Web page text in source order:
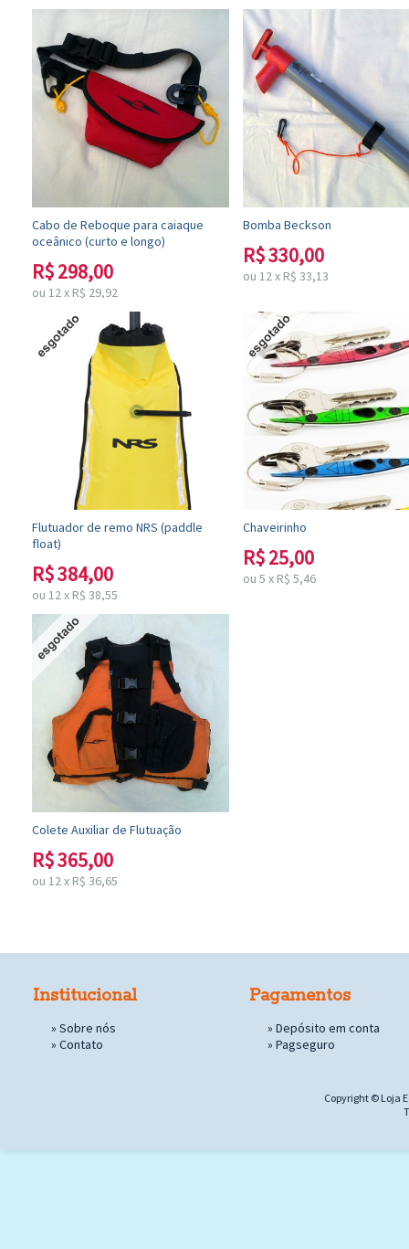
Cabo de Reboque para caiaque
oceânico (curto e longo)
R$298,00
ou 12x R$ 29,92
Bomba Beckson
R$330,00
ou 12x R$ 33,13
Flutuador de remo NRS (paddle
float)
R$384,00
ou 12x R$ 38,55
Chaveirinho
R$25,00
ou 5 x R$ 5,46
Colete Auxiliar de Flutuação
R$365,00
ou 12x R$ 36,65
Institucional
» Sobre nós
» Contato
Pagamentos
» Depósito em conta
» Pagseguro
Copyright © Loja